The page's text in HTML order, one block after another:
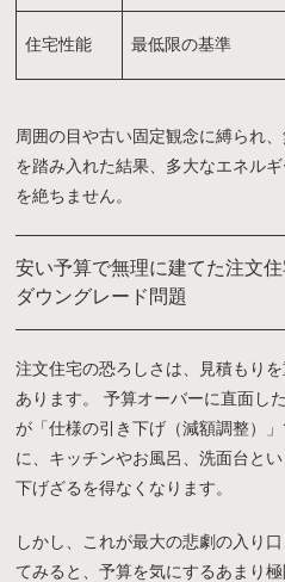
住宅性能 最低限の基準
周囲の目や古い固定観念に縛られ
を踏み入れた結果、多大なエネル
を絶ちません。
安い予算で無理に建てた注文
ダウングレード問題
注文住宅の恐ろしさは、見積もり
あります。 予算オーバーに直面し
が「仕様の引き下げ（減額調整）
に、キッチンやお風呂、洗面台と
下げざるを得なくなります。
しかし、これが最大の悲劇の入り
てみると、予算を気にするあまり